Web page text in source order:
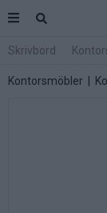
Skrivbord
Kontorsmöbler